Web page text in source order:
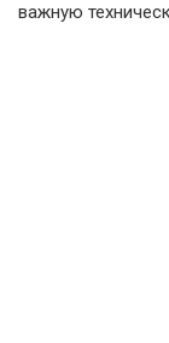
важную